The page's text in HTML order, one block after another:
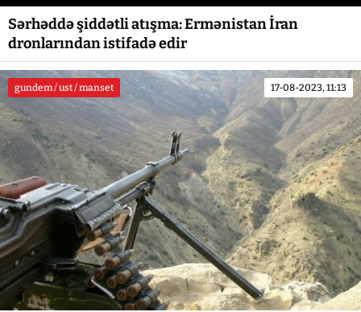
Sərhəddə şiddətli atışma: Ermənistan İran
dronlarından istifadə edir
gundem / ust / manset 17-08-2023, 11:13